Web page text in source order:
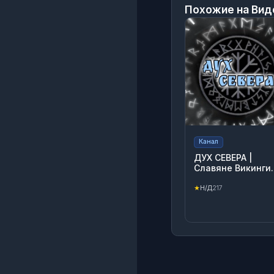
Похожие на
Канал
ДУХ СЕВЕРА |
Славяне Викинги
★Н/Д217